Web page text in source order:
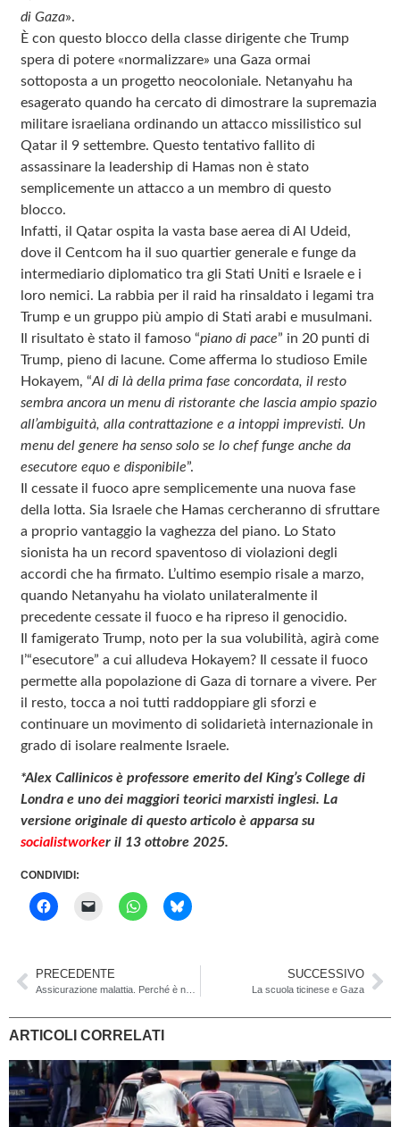
di Gaza».
È con questo blocco della classe dirigente che Trump
spera di potere «normalizzare» una Gaza ormai
sottoposta a un progetto neocoloniale. Netanyahu ha
esagerato quando ha cercato di dimostrare la supremazia
militare israeliana ordinando un attacco missilistico sul
Qatar il 9 settembre. Questo tentativo fallito di
assassinare la leadership di Hamas non è stato
semplicemente un attacco a un membro di questo
blocco.
Infatti, il Qatar ospita la vasta base aerea di Al Udeid,
dove il Centcom ha il suo quartier generale e funge da
intermediario diplomatico tra gli Stati Uniti e Israele e i
loro nemici. La rabbia per il raid ha rinsaldato i legami tra
Trump e un gruppo più ampio di Stati arabi e musulmani.
Il risultato è stato il famoso “piano di pace” in 20 punti di
Trump, pieno di lacune. Come afferma lo studioso Emile
Hokayem, “Al di là della prima fase concordata, il resto
sembra ancora un menu di ristorante che lascia ampio spazio
all’ambiguità, alla contrattazione e a intoppi imprevisti. Un
menu del genere ha senso solo se lo chef funge anche da
esecutore equo e disponibile”.
Il cessate il fuoco apre semplicemente una nuova fase
della lotta. Sia Israele che Hamas cercheranno di sfruttare
a proprio vantaggio la vaghezza del piano. Lo Stato
sionista ha un record spaventoso di violazioni degli
accordi che ha firmato. L’ultimo esempio risale a marzo,
quando Netanyahu ha violato unilateralmente il
precedente cessate il fuoco e ha ripreso il genocidio.
Il famigerato Trump, noto per la sua volubilità, agirà come
l’“esecutore” a cui alludeva Hokayem? Il cessate il fuoco
permette alla popolazione di Gaza di tornare a vivere. Per
il resto, tocca a noi tutti raddoppiare gli sforzi e
continuare un movimento di solidarietà internazionale in
grado di isolare realmente Israele.
*Alex Callinicos è professore emerito del King’s College di
Londra e uno dei maggiori teorici marxisti inglesi. La
versione originale di questo articolo è apparsa su
socialistworker il 13 ottobre 2025.
CONDIVIDI:
PRECEDENTE
Assicurazione malattia. Perché è necessaria una cassa unica, con premi proporzionali al reddito
SUCCESSIVO
La scuola ticinese e Gaza
ARTICOLI CORRELATI